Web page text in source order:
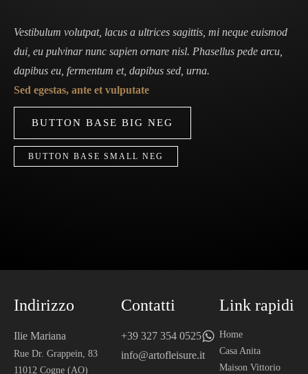
Vestibulum volutpat, lacus a ultrices sagittis, mi neque euismod
dui, eu pulvinar nunc sapien ornare nisl. Phasellus pede arcu,
dapibus eu, fermentum et, dapibus sed, urna.
Sed egestas, ante et vulputate
BUTTON BASE BIG NEG
BUTTON BASE SMALL NEG
Indirizzo
Ilie Mariana
Rue Dr. Grappein, 83
11012 Cogne (AO)
Contatti
+39 327 354 0525
info@artofleisure.it
Link rapidi
Home
Casa Anita
Maison Vittorio